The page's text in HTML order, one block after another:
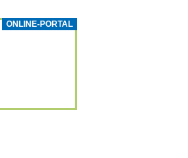
ONLINE-PORTAL